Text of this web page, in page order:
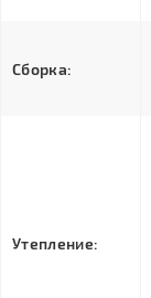
Сборка:
Утепление: